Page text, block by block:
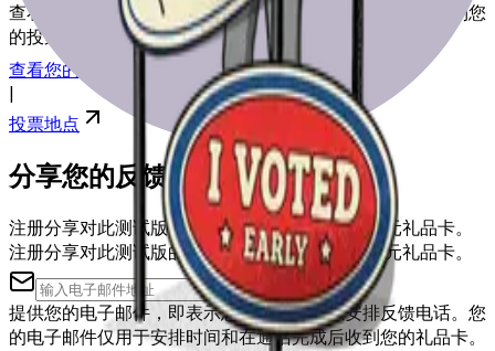
查看我们的资源，帮助您为选举日做好准备，从登记到找到您
的投票站。
查看您的注册
投票地点
分享您的反馈
注册分享对此测试版的反馈，您可能会获得50美元礼品卡。
注册分享对此测试版的反馈，您可能会获得50美元礼品卡。
提供您的电子邮件，即表示您同意被联系以安排反馈电话。您
的电子邮件仅用于安排时间和在通话完成后收到您的礼品卡。